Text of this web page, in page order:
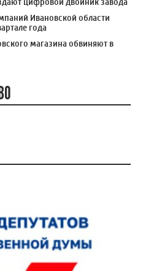
Ивановской области
года
магазина обвиняют в